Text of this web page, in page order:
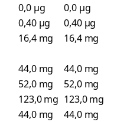
0,0 µg
0,0 µg
0,40 µg
0,40 µg
16,4 mg
16,4 mg
44,0 mg
44,0 mg
52,0 mg
52,0 mg
123,0 mg 123,0 mg
44,0 mg
44,0 mg